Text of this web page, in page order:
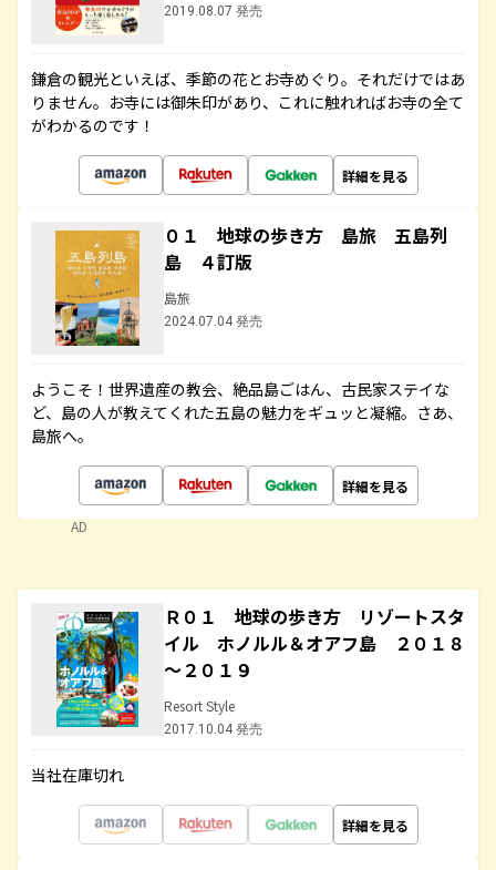
2019.08.07 発売
鎌倉の観光といえば、季節の花とお寺めぐり。それだけではあ
りません。お寺には御朱印があり、これに触れればお寺の全て
がわかるのです！
詳細を見る
０１ 地球の歩き方 島旅 五島列
島 ４訂版
島旅
2024.07.04 発売
ようこそ！世界遺産の教会、絶品島ごはん、古民家ステイな
ど、島の人が教えてくれた五島の魅力をギュッと凝縮。さあ、
島旅へ。
詳細を見る
AD
Ｒ０１ 地球の歩き方 リゾートスタ
イル ホノルル＆オアフ島 ２０１８
～２０１９
Resort Style
2017.10.04 発売
当社在庫切れ
詳細を見る